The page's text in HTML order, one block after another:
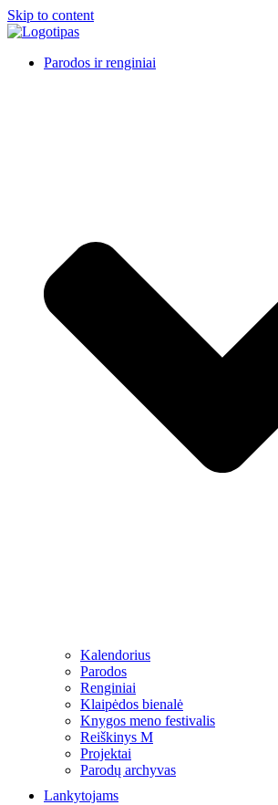
Skip to content
Parodos ir renginiai
Kalendorius
Parodos
Renginiai
Klaipėdos bienalė
Knygos meno festivalis
Reiškinys M
Projektai
Parodų archyvas
Lankytojams